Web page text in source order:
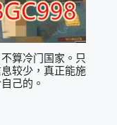
算冷门国家。只
较少，真正能施
己的。